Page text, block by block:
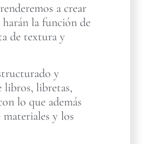
a crear
la función de
de textura y
y
libros, libretas,
lo que además
y los